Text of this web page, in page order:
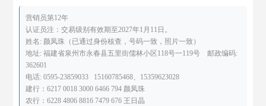
营销员第12年
认证员注：交易级别有效期至2027年1月11日。
姓名: 颜凤珠（已通过身份核查，号码一致，照片一致）
地址: 福建省泉州市永春县五里街儒林小区118号一119号 邮政编码:
362601
电话: 0595-23859033 15160785468、15359623028
建行：6217 0018 3000 6466 794 颜凤珠
农行：6228 4806 8816 7479 676 王日晶